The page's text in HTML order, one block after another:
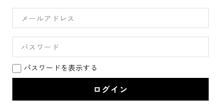
パスワードを表示する